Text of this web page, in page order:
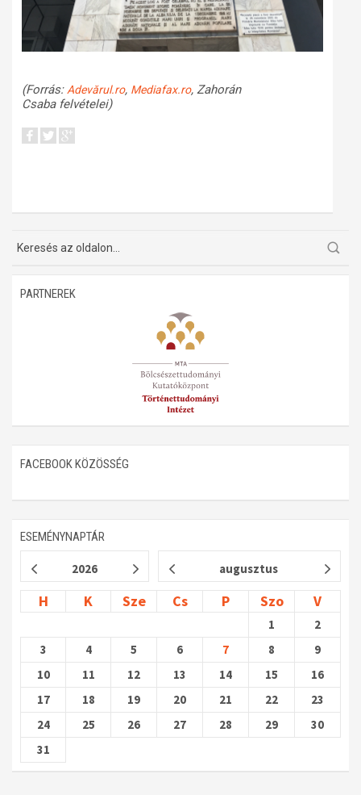
(Forrás:Adevărul.ro, Mediafax.ro, Zahorán
Csaba felvételei)
PARTNEREK
FACEBOOK KÖZÖSSÉG
ESEMÉNYNAPTÁR
2026 augusztus
H K Sze Cs P Szo V
1
2
3
4 5 6 7 8
9
10
11 12 13 14 15
16
17
18 19 20 21 22
23
24
25 26 27 28 29
30
31